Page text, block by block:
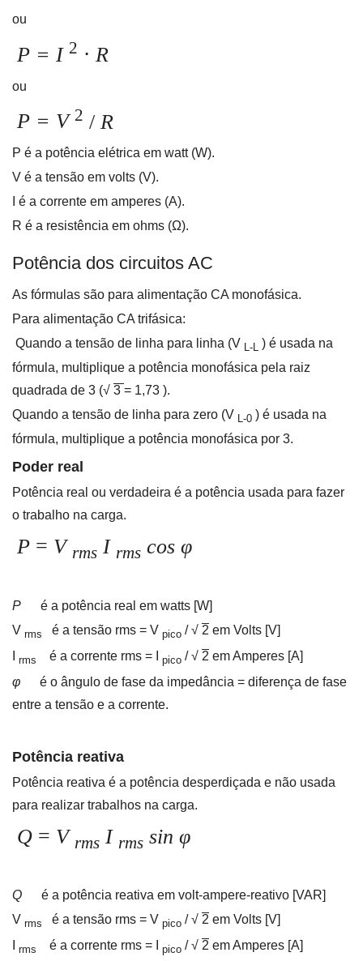
ou
P = I 2 ⋅ R
ou
P = V 2 / R
P é a potência elétrica em watt (W).
V é a tensão em volts (V).
I é a corrente em amperes (A).
R é a resistência em ohms (Ω).
Potência dos circuitos AC
As fórmulas são para alimentação CA monofásica.
Para alimentação CA trifásica:
Quando a tensão de linha para linha (V L-L ) é usada na
fórmula, multiplique a potência monofásica pela raiz
quadrada de 3 (√ 3 = 1,73 ).
Quando a tensão de linha para zero (V L-0 ) é usada na
fórmula, multiplique a potência monofásica por 3.
Poder real
Potência real ou verdadeira é a potência usada para fazer
o trabalho na carga.
P = V rms I rms cos φ
P é a potência real em watts [W]
V rms é a tensão rms = V pico / √ 2 em Volts [V]
rms é a corrente rms = I pico / √ 2 em Amperes [A]
φ é o ângulo de fase da impedância = diferença de fase
entre a tensão e a corrente.
Potência reativa
Potência reativa é a potência desperdiçada e não usada
para realizar trabalhos na carga.
Q = V rms I rms sin φ
Q é a potência reativa em volt-ampere-reativo [VAR]
V rms é a tensão rms = V pico / √ 2 em Volts [V]
rms é a corrente rms = I pico / √ 2 em Amperes [A]